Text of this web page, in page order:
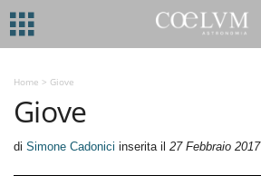
Home > Giove
Giove
di Simone Cadonici inserita il 27 Febbraio 2017